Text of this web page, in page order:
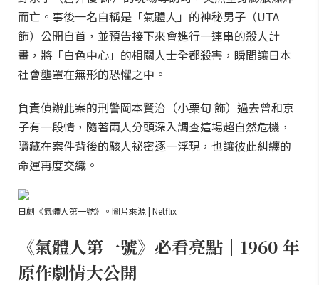
而亡。事後一名自稱是「氣體人」的神秘男子（UTA
飾）公開自首，並預告接下來會進行一連串的殺人計
畫，將「白色中心」的相關人士全都殺害，瞬間讓日本
社會壟罩在無形的恐懼之中。
負責偵辦此案的刑警岡本賢治（小栗旬 飾）過去曾和京
子有一段情，隨著兩人分頭深入調查這場超自然危機，
隱藏在案件背後的駭人祕密逐一浮現，也讓彼此糾纏的
命運再度交織。
日劇《氣體人第一號》。圖片來源 | Netflix
《氣體人第一號》必看亮點｜1960 年
原作劇情大公開